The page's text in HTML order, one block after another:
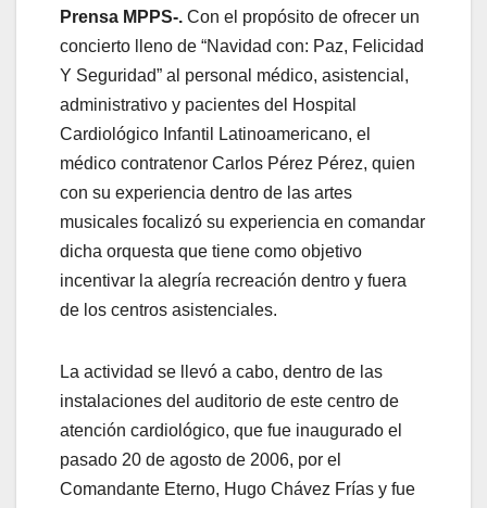
Prensa MPPS-. Con el propósito de ofrecer un
concierto lleno de “Navidad con: Paz, Felicidad
Y Seguridad” al personal médico, asistencial,
administrativo y pacientes del Hospital
Cardiológico Infantil Latinoamericano, el
médico contratenor Carlos Pérez Pérez, quien
con su experiencia dentro de las artes
musicales focalizó su experiencia en comandar
dicha orquesta que tiene como objetivo
incentivar la alegría recreación dentro y fuera
de los centros asistenciales.
La actividad se llevó a cabo, dentro de las
instalaciones del auditorio de este centro de
atención cardiológico, que fue inaugurado el
pasado 20 de agosto de 2006, por el
Comandante Eterno, Hugo Chávez Frías y fue